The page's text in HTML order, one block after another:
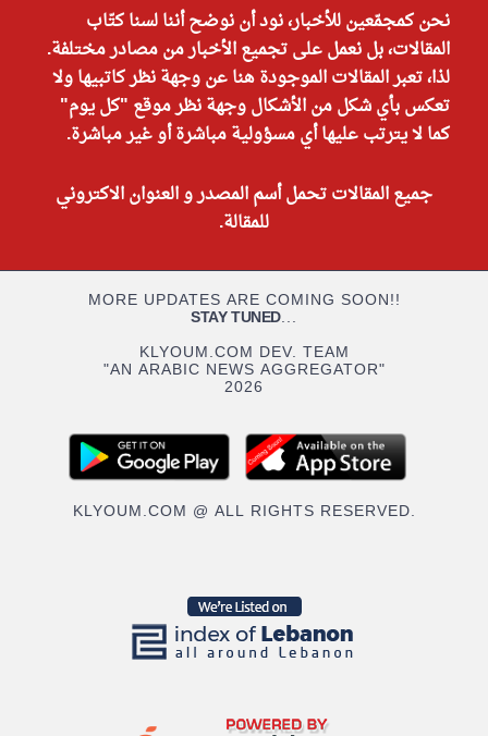
نحن كمجمّعين للأخبار، نود أن نوضح أننا لسنا كتّاب
المقالات، بل نعمل على تجميع الأخبار من مصادر مختلفة.
لذا، تعبر المقالات الموجودة هنا عن وجهة نظر كاتبيها ولا
تعكس بأي شكل من الأشكال وجهة نظر موقع "كل يوم"
كما لا يترتب عليها أي مسؤولية مباشرة أو غير مباشرة.
جميع المقالات تحمل أسم المصدر و العنوان الاكتروني
للمقالة.
MORE UPDATES ARE COMING SOON!!
STAY TUNED...
KLYOUM.COM DEV. TEAM
"AN ARABIC NEWS AGGREGATOR"
2026
KLYOUM.COM @ ALL RIGHTS RESERVED.